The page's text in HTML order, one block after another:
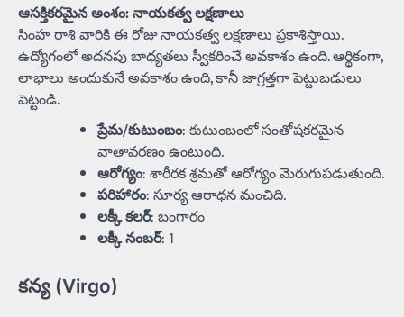
ఆసక్తికరమైన అంశం: నాయకత్వ లక్షణాలు
సింహ రాశి వారికి ఈ రోజు నాయకత్వ లక్షణాలు ప్రకాశిస్తాయి.
ఉద్యోగంలో అదనపు బాధ్యతలు స్వీకరించే అవకాశం ఉంది. ఆర్థికంగా,
లాభాలు అందుకునే అవకాశం ఉంది, కానీ జాగ్రత్తగా పెట్టుబడులు
పెట్టండి.
ప్రేమ/కుటుంబం: కుటుంబంలో సంతోషకరమైన
వాతావరణం ఉంటుంది.
ఆరోగ్యం: శారీరక శ్రమతో ఆరోగ్యం మెరుగుపడుతుంది.
పరిహారం: సూర్య ఆరాధన మంచిది.
లక్కీ కలర్: బంగారం
లక్కీ నంబర్: 1
కన్య (Virgo)